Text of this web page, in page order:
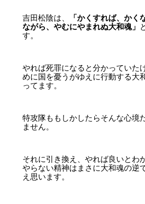
吉田松陰は、
「かくすれば、かく
ながら、やむにやまれぬ大和魂」
す。
やれば死罪になると分かっていた
めに国を憂うがゆえに行動する大
ってます。
特攻隊ももしかしたらそんな心境
ません。
それに引き換え、やれば良いとわ
やらない精神はまさに大和魂の逆
え思います。